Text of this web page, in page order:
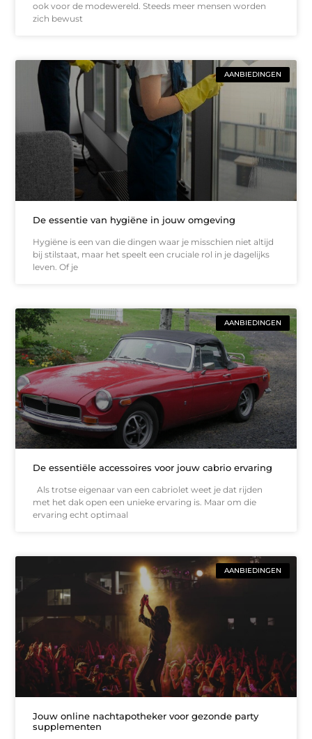
ook voor de modewereld. Steeds meer mensen worden
zich bewust
AANBIEDINGEN
De essentie van hygiëne in jouw omgeving
Hygiëne is een van die dingen waar je misschien niet altijd
bij stilstaat, maar het speelt een cruciale rol in je dagelijks
leven. Of je
AANBIEDINGEN
De essentiële accessoires voor jouw cabrio ervaring
Als trotse eigenaar van een cabriolet weet je dat rijden
met het dak open een unieke ervaring is. Maar om die
ervaring echt optimaal
AANBIEDINGEN
Jouw online nachtapotheker voor gezonde party
supplementen